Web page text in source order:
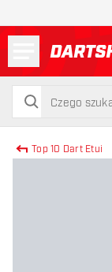
szukaj
szukaj
Top 10 Dart Etui